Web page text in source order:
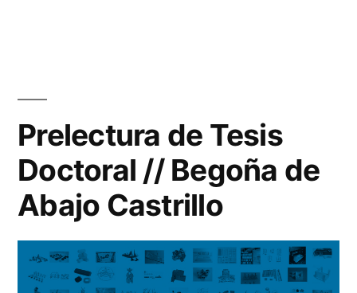
Prelectura de Tesis
Doctoral // Begoña de
Abajo Castrillo